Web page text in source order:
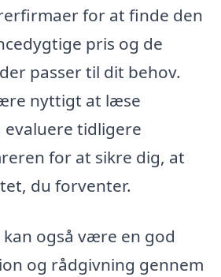
for at finde den
pris og de
passer til dit behov.
nyttigt at læse
evaluere tidligere
for at sikre dig, at
du forventer.
også være en god
og rådgivning gennem